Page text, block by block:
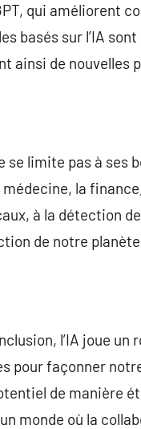
qui améliorent
basés sur l’IA
ainsi de nouvelles
se limite pas à
médecine, la
à la détection
de notre
l’IA joue
pour façonner
de manière
monde où la